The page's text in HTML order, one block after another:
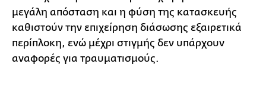
μεγάλη απόσταση και η φύση της κατασκευής
καθιστούν την επιχείρηση διάσωσης εξαιρετικά
περίπλοκη, ενώ μέχρι στιγμής δεν υπάρχουν
αναφορές για τραυματισμούς.